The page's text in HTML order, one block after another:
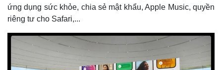
ứng dụng sức khỏe, chia sẻ mật khẩu, Apple Music, quyền
riêng tư cho Safari,...